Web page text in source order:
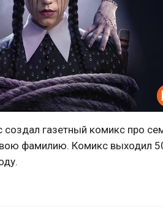
газетный комикс про
фамилию. Комикс выходил